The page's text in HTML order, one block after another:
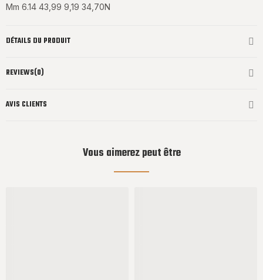
Mm 6.14 43,99 9,19 34,70N
DÉTAILS DU PRODUIT
REVIEWS(0)
AVIS CLIENTS
Vous aimerez peut être